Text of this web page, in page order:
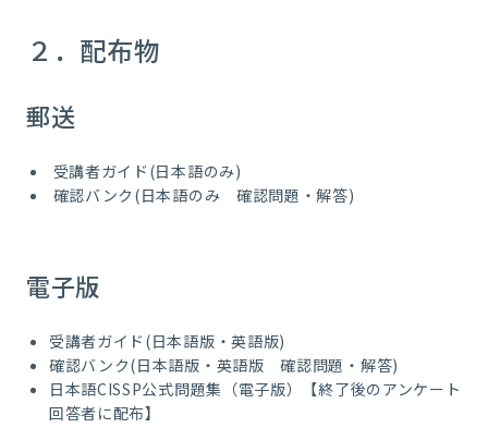
２．配布物
郵送
受講者ガイド(日本語のみ)
確認バンク(日本語のみ 確認問題・解答)
電子版
受講者ガイド(日本語版・英語版)
確認バンク(日本語版・英語版 確認問題・解答)
日本語CISSP公式問題集（電子版）【終了後のアンケート
回答者に配布】